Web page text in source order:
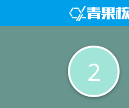
2